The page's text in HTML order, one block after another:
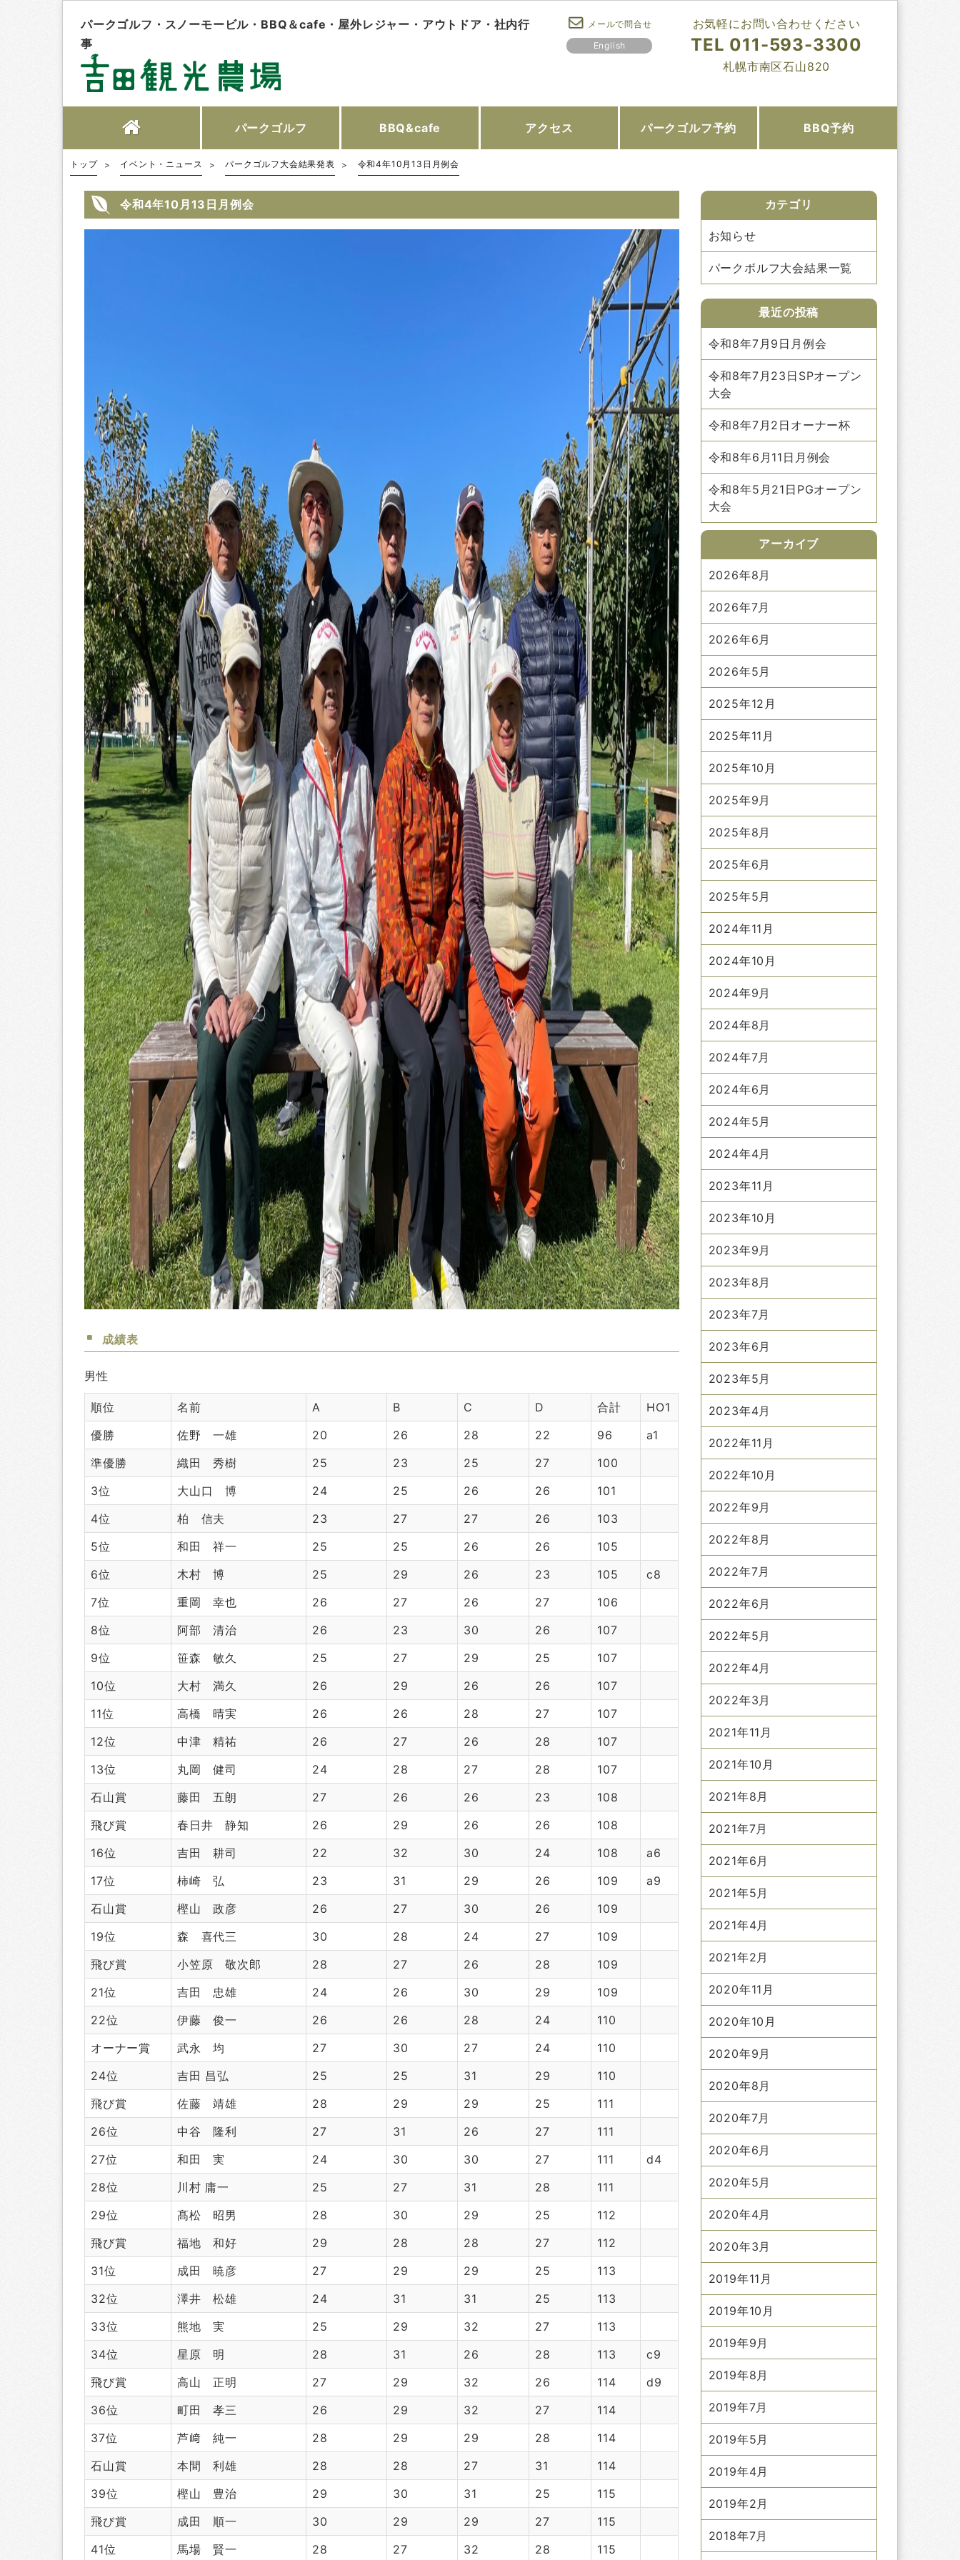
パークゴルフ・スノーモービル・BBQ＆cafe・屋外レジャー・アウトドア・社内行
事
メールで問合せ
English
お気軽にお問い合わせください
TEL 011-593-3300
札幌市南区石山820
パーク ゴルフ BBQ&cafe アクセス パーク ゴルフ予約 BBQ予約
トップ イベント・ニュース パークゴルフ大会結果発表 令和4年10月13日月例会
令和4年10月13日月例会
成績表
男性
順位 名前 A B C D 合計
HO1
優勝
佐野 一雄 20 26 28 22 96
a1
準優勝
織田 秀樹 25 23 25 27
100
3位
大山口 博 24 25 26 26
101
4位
柏 信夫 23 27 27 26
103
5位
和田 祥一 25 25 26 26
105
6位
木村 博 25 29 26 23 105
c8
7位
重岡 幸也 26 27 26 27
106
8位
阿部 清治 26 23 30 26
107
9位
笹森 敏久 25 27 29 25
107
10位
大村 満久 26 29 26 26
107
11位
高橋 晴実 26 26 28 27
107
12位
中津 精祐 26 27 26 28
107
13位
丸岡 健司 24 28 27 28
107
石山賞
藤田 五朗 27 26 26 23
108
飛び賞
春日井 静知 26 29 26 26
108
16位
吉田 耕司 22 32 30 24 108
a6
17位
柿崎 弘 23 31 29 26 109
a9
石山賞
樫山 政彦 26 27 30 26
109
19位
森 喜代三 30 28 24 27
109
飛び賞
小笠原 敬次郎 28 27 26 28
109
21位
吉田 忠雄 24 26 30 29
109
22位
伊藤 俊一 26 26 28 24
110
オーナー賞
武永 均 27 30 27 24
110
24位
吉田 昌弘 25 25 31 29
110
飛び賞
佐藤 靖雄 28 29 29 25
111
26位
中谷 隆利 27 31 26 27
111
27位
和田 実 24 30 30 27 111
d4
28位
川村 庸一 25 27 31 28
111
29位
髙松 昭男 28 30 29 25
112
飛び賞
福地 和好 29 28 28 27
112
31位
成田 暁彦 27 29 29 25
113
32位
澤井 松雄 24 31 31 25
113
33位
熊地 実 25 29 32 27
113
34位
星原 明 28 31 26 28 113
c9
飛び賞
高山 正明 27 29 32 26 114
d9
36位
町田 孝三 26 29 32 27
114
37位
芦﨑 純一 28 29 29 28
114
石山賞
本間 利雄 28 28 27 31
114
39位
樫山 豊治 29 30 31 25
115
飛び賞
成田 順一 30 29 29 27
115
41位
馬場 賢一 28 27 32 28 115
カテゴリ
お知らせ
パークボルフ大会結果一覧
最近の投稿
令和8年7月9日月例会
令和8年7月23日SPオープン
大会
令和8年7月2日オーナー杯
令和8年6月11日月例会
令和8年5月21日PGオープン
大会
アーカイブ
2026年8月
2026年7月
2026年6月
2026年5月
2025年12月
2025年11月
2025年10月
2025年9月
2025年8月
2025年6月
2025年5月
2024年11月
2024年10月
2024年9月
2024年8月
2024年7月
2024年6月
2024年5月
2024年4月
2023年11月
2023年10月
2023年9月
2023年8月
2023年7月
2023年6月
2023年5月
2023年4月
2022年11月
2022年10月
2022年9月
2022年8月
2022年7月
2022年6月
2022年5月
2022年4月
2022年3月
2021年11月
2021年10月
2021年8月
2021年7月
2021年6月
2021年5月
2021年4月
2021年2月
2020年11月
2020年10月
2020年9月
2020年8月
2020年7月
2020年6月
2020年5月
2020年4月
2020年3月
2019年11月
2019年10月
2019年9月
2019年8月
2019年7月
2019年5月
2019年4月
2019年2月
2018年7月